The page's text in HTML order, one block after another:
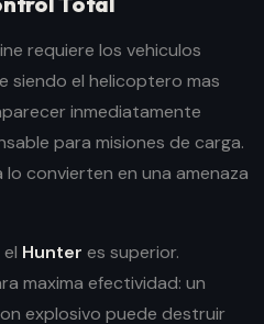
requiere los vehiculos
siendo el helicoptero mas
inmediatamente
para misiones de carga.
lo convierten en una amenaza
Hunter es superior.
maxima efectividad: un
explosivo puede destruir